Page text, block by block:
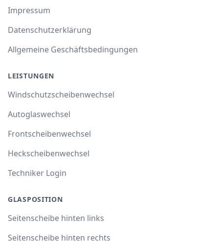
Impressum
Datenschutzerklärung
Allgemeine Geschäftsbedingungen
LEISTUNGEN
Windschutzscheibenwechsel
Autoglaswechsel
Frontscheibenwechsel
Heckscheibenwechsel
Techniker Login
GLASPOSITION
Seitenscheibe hinten links
Seitenscheibe hinten rechts